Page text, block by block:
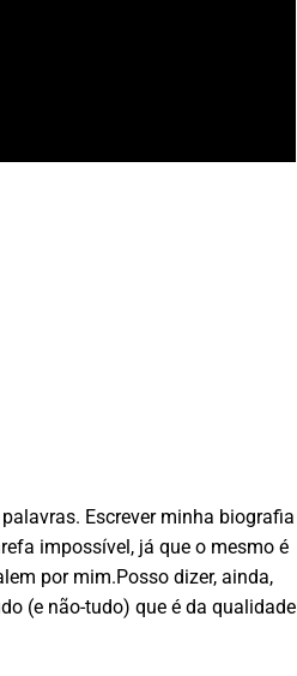
Escrever minha biografia
impossível, já que o mesmo é
por mim.Posso dizer, ainda,
(e não-tudo) que é da qualidade